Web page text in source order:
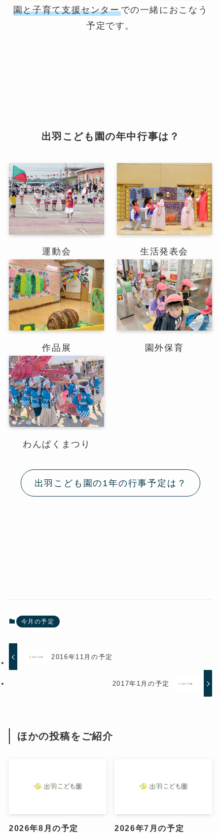
園と子育て支援センターでの一緒におこなう
予定です。
出羽こども園の年中行事は？
運動会 生活発表会
作品展 園外保育
わんぱくまつり
出羽こども園の1年の行事予定は？
今月の予定
2016年11月の予定
2017年1月の予定
ほかの投稿をご紹介
2026年8月の予定 2026年7月の予定